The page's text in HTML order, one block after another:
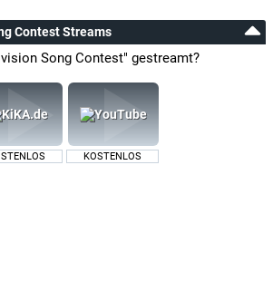
Contest Streams
Song Contest" gestreamt?
KOSTENLOS